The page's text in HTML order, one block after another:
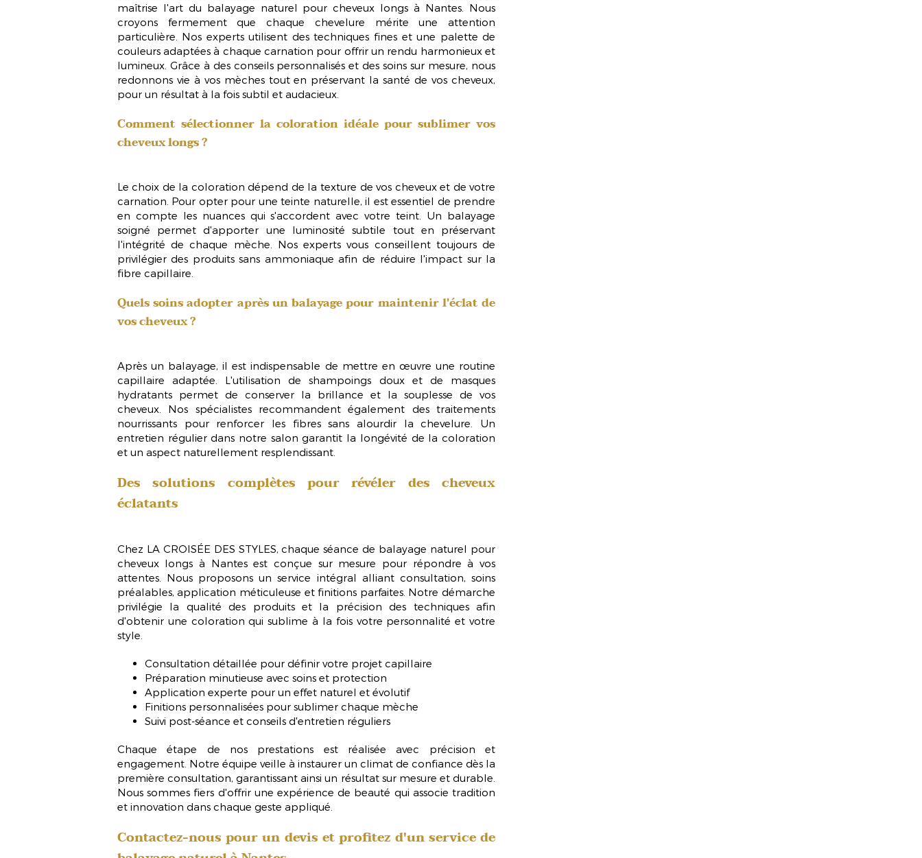
maîtrise l'art du balayage naturel pour cheveux longs à Nantes. Nous
croyons fermement que chaque chevelure mérite une attention
particulière. Nos experts utilisent des techniques fines et une palette de
couleurs adaptées à chaque carnation pour offrir un rendu harmonieux et
lumineux. Grâce à des conseils personnalisés et des soins sur mesure, nous
redonnons vie à vos mèches tout en préservant la santé de vos cheveux,
pour un résultat à la fois subtil et audacieux.
Comment sélectionner la coloration idéale pour sublimer vos
cheveux longs ?
Le choix de la coloration dépend de la texture de vos cheveux et de votre
carnation. Pour opter pour une teinte naturelle, il est essentiel de prendre
en compte les nuances qui s'accordent avec votre teint. Un balayage
soigné permet d'apporter une luminosité subtile tout en préservant
l'intégrité de chaque mèche. Nos experts vous conseillent toujours de
privilégier des produitssans ammoniaque afin de réduire l'impact sur la
fibre capillaire.
Quels soins adopter après un balayage pour maintenir l'éclat de
vos cheveux ?
Après un balayage, il est indispensable de mettre en œuvre une routine
capillaire adaptée . L'utilisation de shampoings doux et de masques
hydratants permet de conserver la brillance et la souplesse de vos
cheveux. Nos spécialistes recommandent également des traitements
nourrissants pour renforcer les fibres sans alourdir la chevelure. Un
entretien régulier dans notre salon garantit la longévité de la coloration
et un aspect naturellement resplendissant.
Des solutions complètes pour révéler des cheveux
éclatants
Chez LA CROISÉE DES STYLES, chaque séance de balayage naturel pour
cheveux longs à Nantes est conçue sur mesure pour répondre à vos
attentes. Nous proposons un service intégral alliant consultation, soins
préalables, application méticuleuse et finitions parfaites. Notre démarche
privilégie la qualité des produits et la précision des techniques afin
d'obtenir une coloration qui sublime à la fois votre personnalité et votre
style.
Consultation détaillée pour définir votre projet capillaire
Préparation minutieuse avec soins et protection
Application experte pour un effet naturel et évolutif
Finitions personnalisées pour sublimer chaque mèche
Suivi post-séance et conseils d'entretien réguliers
Chaque étape de nos prestations est réalisée avec précision et
engagement. Notre équipe veille à instaurer un climat de confiance dès la
première consultation, garantissant ainsi un résultat sur mesure et durable.
Nous sommes fiers d'offrir une expérience de beauté qui associe tradition
et innovation dans chaque geste appliqué.
Contactez-nous pour un devis et profitez d'un service de